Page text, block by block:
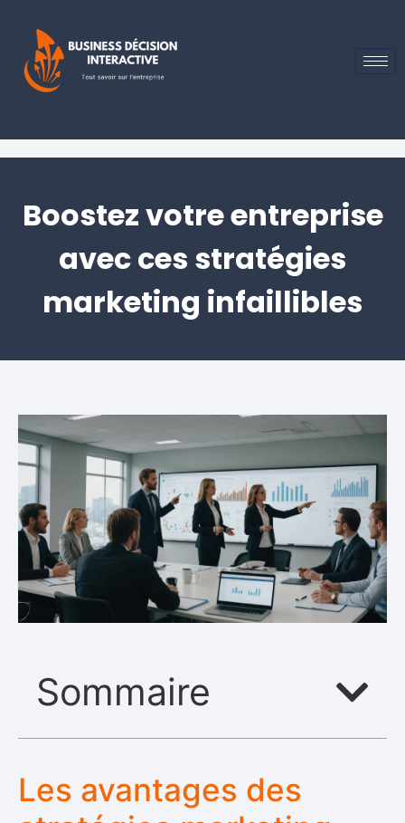
Boostez votre entreprise
avec ces stratégies
marketing infaillibles
Sommaire
Les avantages des